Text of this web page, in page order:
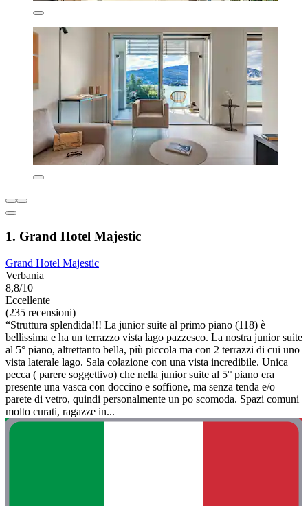
1. Grand Hotel Majestic
Grand Hotel Majestic
Verbania
8,8/10
Eccellente
(235 recensioni)
“Struttura splendida!!! La junior suite al primo piano (118) è
bellissima e ha un terrazzo vista lago pazzesco. La nostra junior suite
al 5° piano, altrettanto bella, più piccola ma con 2 terrazzi di cui uno
vista laterale lago. Sala colazione con una vista incredibile. Unica
pecca ( parere soggettivo) che nella junior suite al 5° piano era
presente una vasca con doccino e soffione, ma senza tenda e/o
parete di vetro, quindi personalmente un po scomoda. Spazi comuni
molto curati, ragazze in...